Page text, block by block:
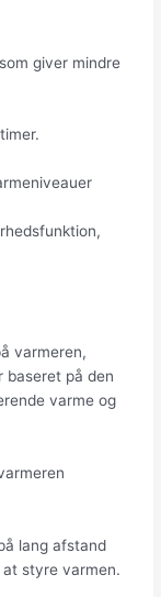
giver mindre
varmeren,
baseret på den
varme og
lang afstand
styre varmen.